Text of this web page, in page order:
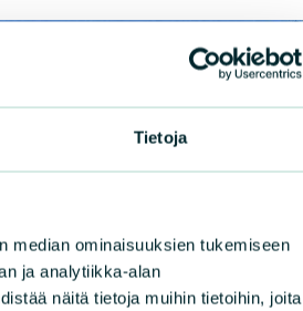
Tietoja
median ominaisuuksien tukemiseen
ja analytiikka-alan
näitä tietoja muihin tietoihin, joita